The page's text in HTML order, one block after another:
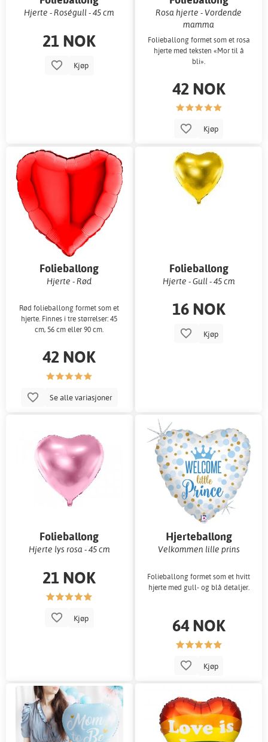
Hjerte - Roségull - 45 cm
21 NOK
Kjøp
Rosa hjerte - Vordende
mamma
Folieballong formet som et rosa
hjerte med teksten «Mor til å
bli».
42 NOK
Kjøp
Folieballong
Hjerte - Rød
Rød folieballong formet som et
hjerte. Finnes i tre størrelser: 45
cm, 56 cm eller 90 cm.
42 NOK
Se alle variasjoner
Folieballong
Hjerte - Gull - 45 cm
16 NOK
Kjøp
Folieballong
Hjerte lys rosa - 45 cm
21 NOK
Kjøp
Hjerteballong
Velkommen lille prins
Folieballong formet som et hvitt
hjerte med gull- og blå detaljer.
64 NOK
Kjøp